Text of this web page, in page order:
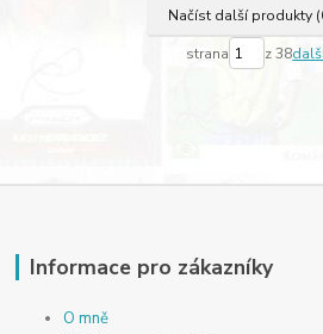
Načíst další produkty
strana z 38
Informace pro zákazníky
O mně